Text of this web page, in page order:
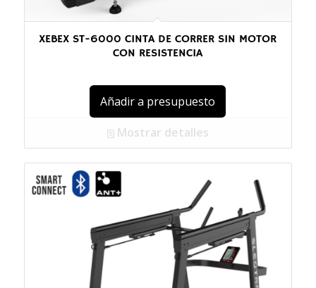
XEBEX ST-6000 CINTA DE CORRER SIN MOTOR
CON RESISTENCIA
Añadir a presupuesto
Mostrar detalles